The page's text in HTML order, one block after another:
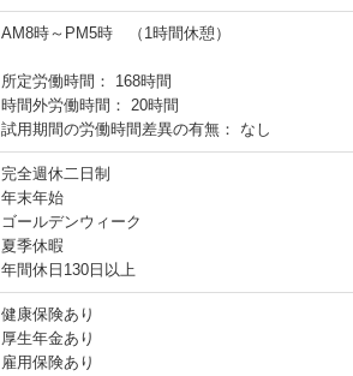
AM8時～PM5時 （1時間休憩）
所定労働時間： 168時間
時間外労働時間： 20時間
試用期間の労働時間差異の有無： なし
完全週休二日制
年末年始
ゴールデンウィーク
夏季休暇
年間休日130日以上
健康保険あり
厚生年金あり
雇用保険あり